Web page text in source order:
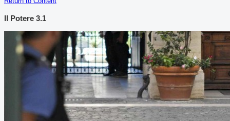
Il Potere 3.1